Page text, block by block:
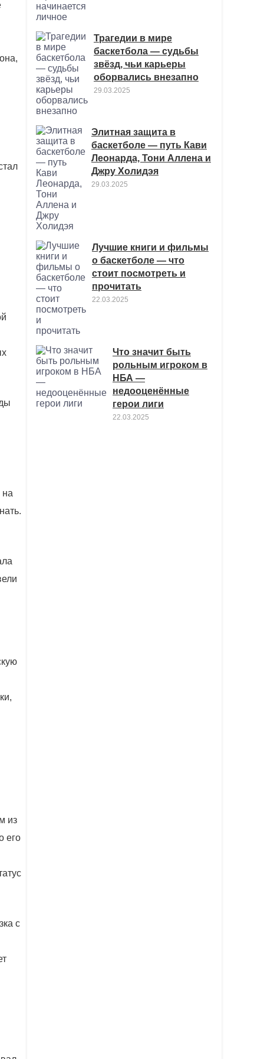
на
из
его
с
Трагедии в мире
баскетбола — судьбы
звёзд, чьи карьеры
оборвались внезапно
29.03.2025
Элитная защита в
баскетболе — путь Кави
Леонарда, Тони Аллена и
Джру Холидэя
29.03.2025
Лучшие книги и фильмы
о баскетболе — что
стоит посмотреть и
прочитать
22.03.2025
Что значит быть
рольным игроком в
НБА —
недооценённые
герои лиги
22.03.2025